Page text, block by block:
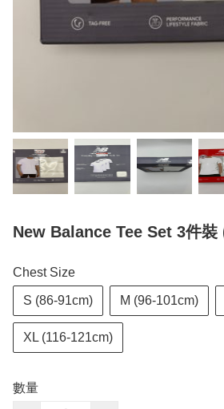
New Balance Tee Set 3件裝
Chest Size
S (86-91cm) M (96-101cm)
XL (116-121cm)
數量